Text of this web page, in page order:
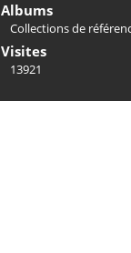
Albums
Collections de
Visites
13921